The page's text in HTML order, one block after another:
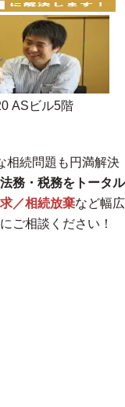
ASビル5階
相続問題も円満解決
法務・税務をトータル
／相続放棄など幅広
ご相談ください！